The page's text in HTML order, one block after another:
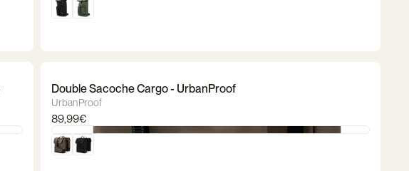
Double Sacoche Cargo - UrbanProof
UrbanProof
89,99€